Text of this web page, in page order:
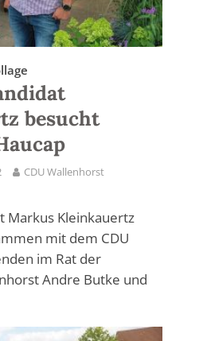
besucht
CDU Wallenhorst
Markus Kleinkauertz
mit dem CDU
im Rat der
Andre Butke und